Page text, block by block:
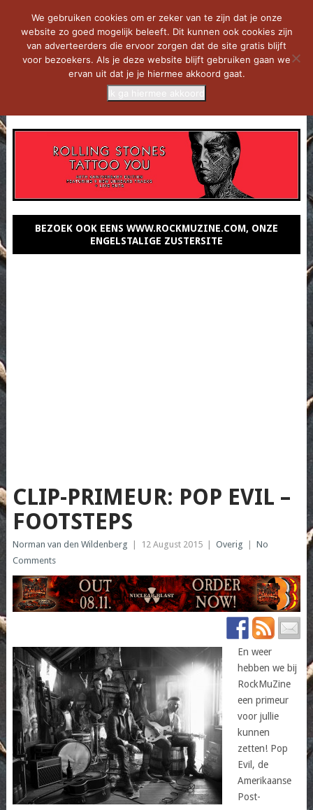
BEZOEK OOK EENS WWW.ROCKMUZINE.COM, ONZE
ENGELSTALIGE ZUSTERSITE
CLIP-PRIMEUR: POP EVIL –
FOOTSTEPS
Norman van den Wildenberg 12 August 2015 Overig
No
Comments
En weer
hebben we bij
RockMuZine
een primeur
voor jullie
kunnen
zetten! Pop
Evil, de
Amerikaanse
Post-
We gebruiken cookies om er zeker van te zijn dat je onze
website zo goed mogelijk beleeft. Dit kunnen ook cookies zijn
van adverteerders die ervoor zorgen dat de site gratis blijft
voor bezoekers. Als je deze website blijft gebruiken gaan we
ervan uit dat je je hiermee akkoord gaat.
Ik ga hiermee akkoord